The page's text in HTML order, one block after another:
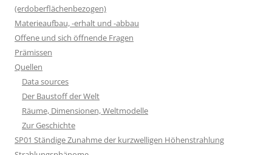
(erdoberflächenbezogen)
Materieaufbau, -erhalt und -abbau
Offene und sich öffnende Fragen
Prämissen
Quellen
Data sources
Der Baustoff der Welt
Räume, Dimensionen, Weltmodelle
Zur Geschichte
SP01 Ständige Zunahme der kurzwelligen Höhenstrahlung